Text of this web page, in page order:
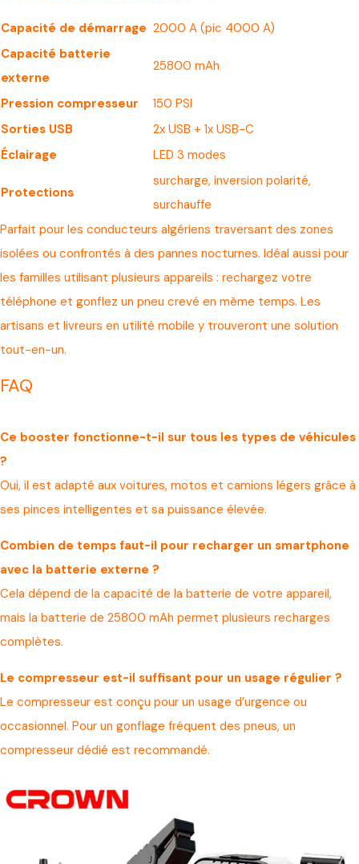
Capacité de démarrage 2000 A (pic 4000 A)
Capacité batterie
externe
25800 mAh
Pression compresseur
150 PSI
Sorties USB
2x USB + 1x USB-C
Éclairage
LED 3 modes
Protections
surcharge, inversion polarité,
surchauffe
Parfait pour les conducteurs algériens traversant des zones
isolées ou confrontés à des pannes nocturnes. Idéal aussi pour
les familles utilisant plusieurs appareils : rechargez votre
téléphone et gonflez un pneu crevé en même temps. Les
artisans et livreurs en utilité mobile y trouveront une solution
tout-en-un.
FAQ
Ce booster fonctionne-t-il sur tous les types de véhicules
?
Oui, il est adapté aux voitures, motos et camions légers grâce à
ses pinces intelligentes et sa puissance élevée.
Combien de temps faut-il pour recharger un smartphone
avec la batterie externe ?
Cela dépend de la capacité de la batterie de votre appareil,
mais la batterie de 25800 mAh permet plusieurs recharges
complètes.
Le compresseur est-il suffisant pour un usage régulier ?
Le compresseur est conçu pour un usage d’urgence ou
occasionnel. Pour un gonflage fréquent des pneus, un
compresseur dédié est recommandé.